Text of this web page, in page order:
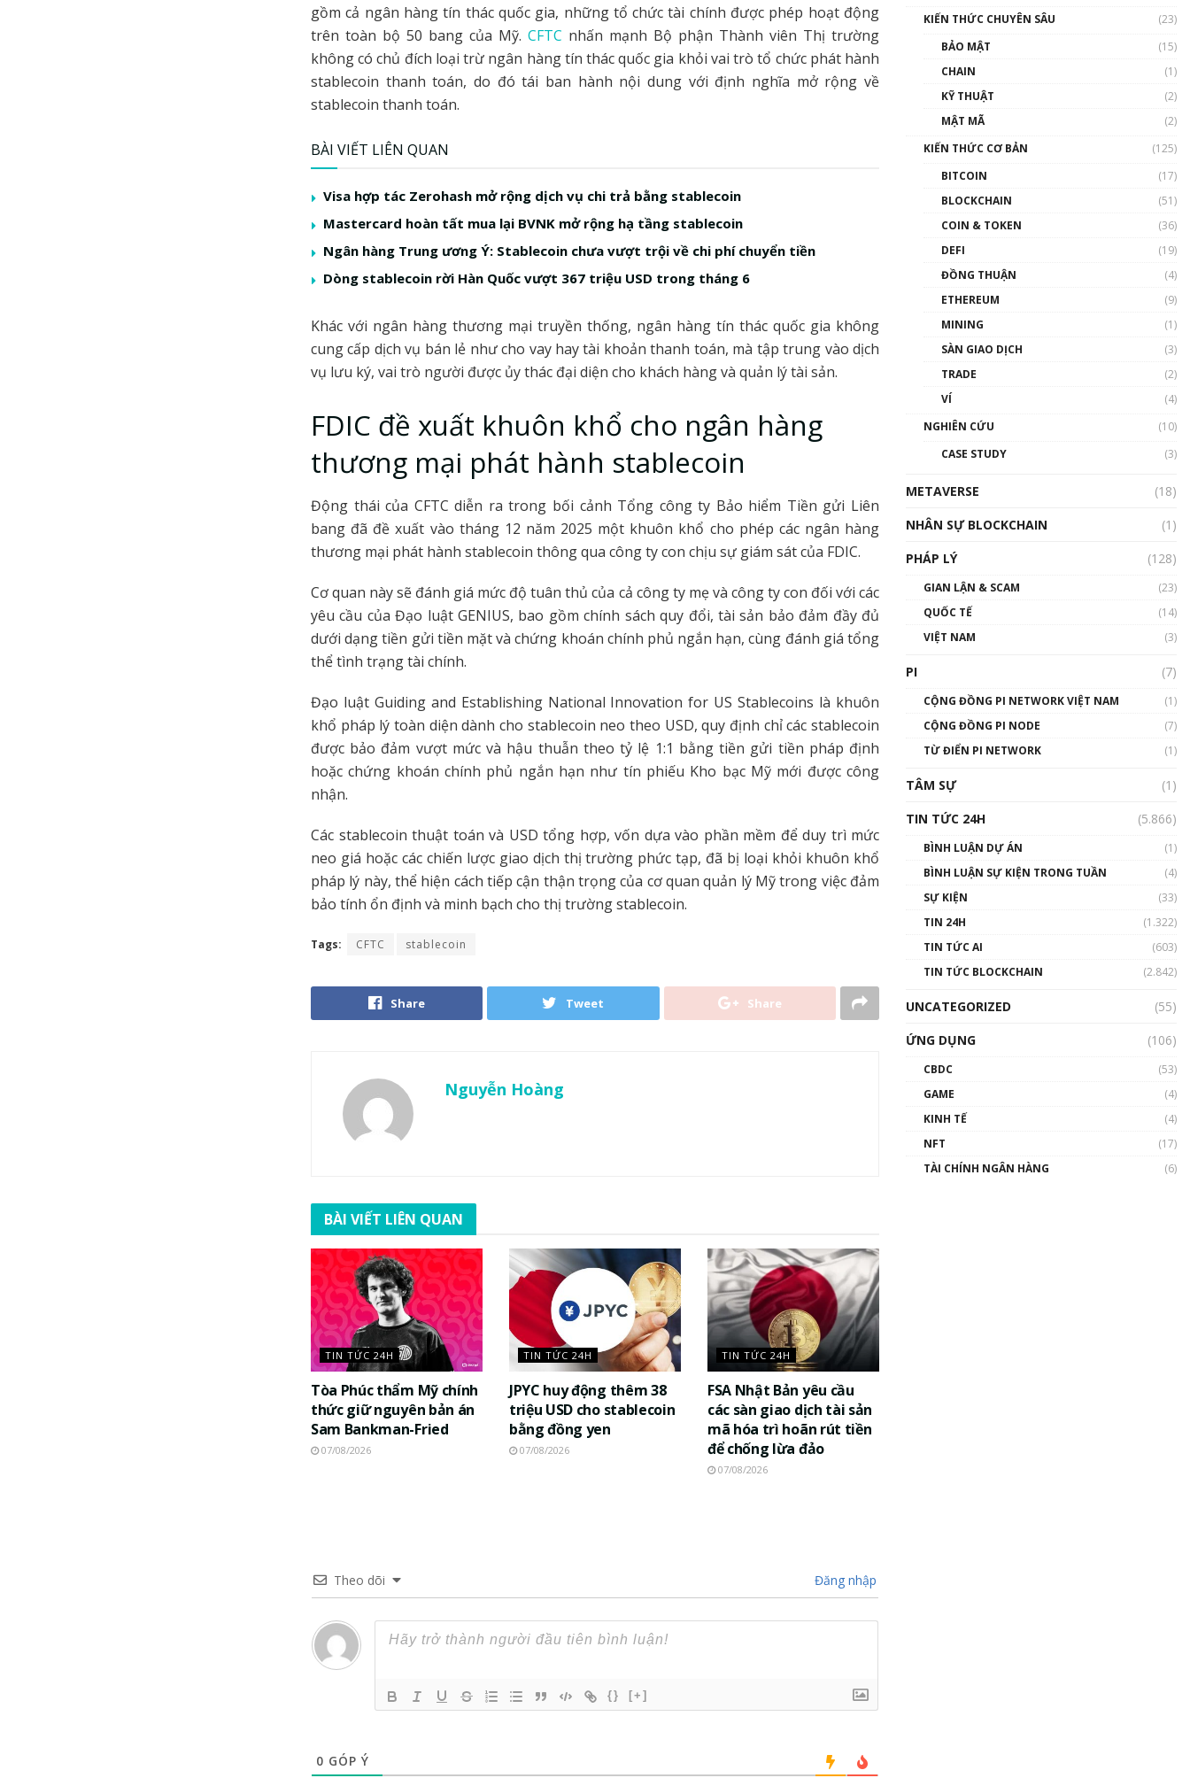
gồm cả ngân hàng tín thác quốc gia, những tổ chức tài chính được phép hoạt động
trên toàn bộ 50 bang của Mỹ. CFTC nhấn mạnh Bộ phận Thành viên Thị trường
không có chủ đích loại trừ ngân hàng tín thác quốc gia khỏi vai trò tổ chức phát hành
stablecoin thanh toán, do đó tái ban hành nội dung với định nghĩa mở rộng về
stablecoin thanh toán.
BÀI VIẾT LIÊN QUAN
Visa hợp tác Zerohash mở rộng dịch vụ chi trả bằng stablecoin
Mastercard hoàn tất mua lại BVNK mở rộng hạ tầng stablecoin
Ngân hàng Trung ương Ý: Stablecoin chưa vượt trội về chi phí chuyển tiền
Dòng stablecoin rời Hàn Quốc vượt 367 triệu USD trong tháng 6
Khác với ngân hàng thương mại truyền thống, ngân hàng tín thác quốc gia không
cung cấp dịch vụ bán lẻ như cho vay hay tài khoản thanh toán, mà tập trung vào dịch
vụ lưu ký, vai trò người được ủy thác đại diện cho khách hàng và quản lý tài sản.
FDIC đề xuất khuôn khổ cho ngân hàng
thương mại phát hành stablecoin
Động thái của CFTC diễn ra trong bối cảnh Tổng công ty Bảo hiểm Tiền gửi Liên
bang đã đề xuất vào tháng 12 năm 2025 một khuôn khổ cho phép các ngân hàng
thương mại phát hành stablecoin thông qua công ty con chịu sự giám sát của FDIC.
Cơ quan này sẽ đánh giá mức độ tuân thủ của cả công ty mẹ và công ty con đối với các
yêu cầu của Đạo luật GENIUS, bao gồm chính sách quy đổi, tài sản bảo đảm đầy đủ
dưới dạng tiền gửi tiền mặt và chứng khoán chính phủ ngắn hạn, cùng đánh giá tổng
thể tình trạng tài chính.
Đạo luật Guiding and Establishing National Innovation for US Stablecoins là khuôn
khổ pháp lý toàn diện dành cho stablecoin neo theo USD, quy định chỉ các stablecoin
được bảo đảm vượt mức và hậu thuẫn theo tỷ lệ 1:1 bằng tiền gửi tiền pháp định
hoặc chứng khoán chính phủ ngắn hạn như tín phiếu Kho bạc Mỹ mới được công
nhận.
Các stablecoin thuật toán và USD tổng hợp, vốn dựa vào phần mềm để duy trì mức
neo giá hoặc các chiến lược giao dịch thị trường phức tạp, đã bị loại khỏi khuôn khổ
pháp lý này, thể hiện cách tiếp cận thận trọng của cơ quan quản lý Mỹ trong việc đảm
bảo tính ổn định và minh bạch cho thị trường stablecoin.
Tags: CFTC stablecoin
Share Tweet Share
Nguyễn Hoàng
BÀI VIẾT LIÊN QUAN
TIN TỨC 24H
Tòa Phúc thẩm Mỹ chính
thức giữ nguyên bản án
Sam Bankman-Fried
07/08/2026
TIN TỨC 24H
JPYC huy động thêm 38
triệu USD cho stablecoin
bằng đồng yen
07/08/2026
TIN TỨC 24H
FSA Nhật Bản yêu cầu
các sàn giao dịch tài sản
mã hóa trì hoãn rút tiền
để chống lừa đảo
07/08/2026
Theo dõi Đăng nhập
{} [+]
0 GÓP Ý
nhân vật ảnh hưởng nhất
hệ sinh thái tiền mã hoá |
Blockchain
Nhân sự tương lại ngành
Blockchain Việt Nam | Phổ
cập Blockchain
Blockchain đang được ứng
01:34:46
01:32:59
Talkshow17: Mùa đông
Crypto – Chiếc khăn gió ấm
01:49:30
Talkshow 14: MemeCoin –
KIẾN THỨC CHUYÊN SÂU
(23)
BẢO MẬT
(15)
CHAIN
(1)
KỸ THUẬT
(2)
MẬT MÃ
(2)
KIẾN THỨC CƠ BẢN
(125)
BITCOIN
(17)
BLOCKCHAIN
(51)
COIN & TOKEN
(36)
DEFI
(19)
ĐỒNG THUẬN
(4)
ETHEREUM
(9)
MINING
(1)
SÀN GIAO DỊCH
(3)
TRADE
(2)
VÍ
(4)
NGHIÊN CỨU
(10)
CASE STUDY
(3)
METAVERSE
(18)
NHÂN SỰ BLOCKCHAIN
(1)
PHÁP LÝ
(128)
GIAN LẬN & SCAM
(23)
QUỐC TẾ
(14)
VIỆT NAM
(3)
PI (7)
CỘNG ĐỒNG PI NETWORK VIỆT NAM
(1)
CỘNG ĐỒNG PI NODE
(7)
TỪ ĐIỂN PI NETWORK
(1)
TÂM SỰ
(1)
TIN TỨC 24H
(5.866)
BÌNH LUẬN DỰ ÁN
(1)
BÌNH LUẬN SỰ KIỆN TRONG TUẦN
(4)
SỰ KIỆN
(33)
TIN 24H
(1.322)
TIN TỨC AI
(603)
TIN TỨC BLOCKCHAIN
(2.842)
UNCATEGORIZED
(55)
ỨNG DỤNG
(106)
CBDC
(53)
GAME
(4)
KINH TẾ
(4)
NFT
(17)
TÀI CHÍNH NGÂN HÀNG
(6)